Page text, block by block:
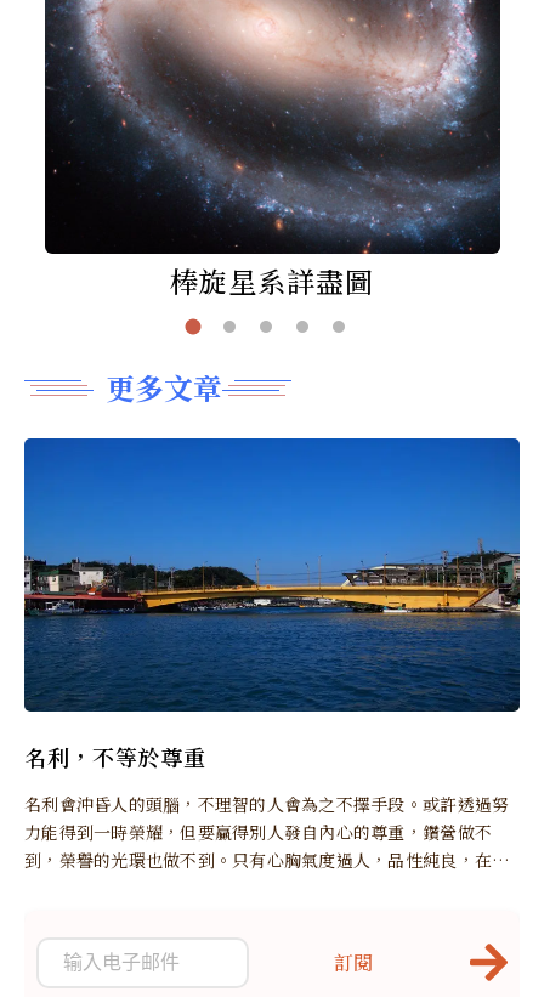
棒旋星系詳盡圖
更多文章
名利，不等於尊重
名利會沖昏人的頭腦，不理智的人會為之不擇手段。或許透過努
力能得到一時榮耀，但要贏得別人發自內心的尊重，鑽營做不
到，榮譽的光環也做不到。只有心胸氣度過人，品性純良，在蠅
訂閱